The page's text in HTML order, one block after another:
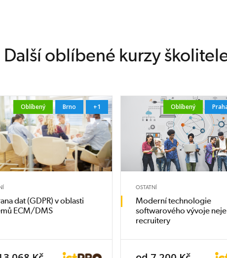
Další oblíbené kurzy
Oblíbený Brno +1
dat (GDPR) v oblasti
ECM/DMS
Oblíbený
OSTATNÍ
Moderní technologie
softwarového vývoje
recruitery